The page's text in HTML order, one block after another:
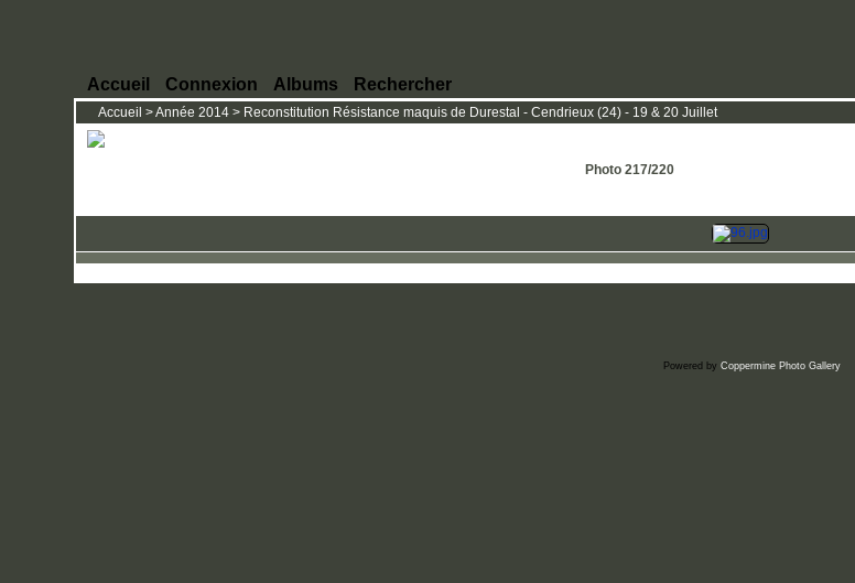
Accueil Connexion Albums Rechercher
Accueil >Année 2014> Reconstitution Résistance maquis de Durestal - Cendrieux (24) - 19 & 20 Juillet
Photo 217/220
Powered by Coppermine Photo Gallery